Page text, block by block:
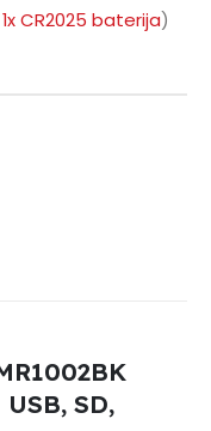
1x CR2025 baterija)
SD,